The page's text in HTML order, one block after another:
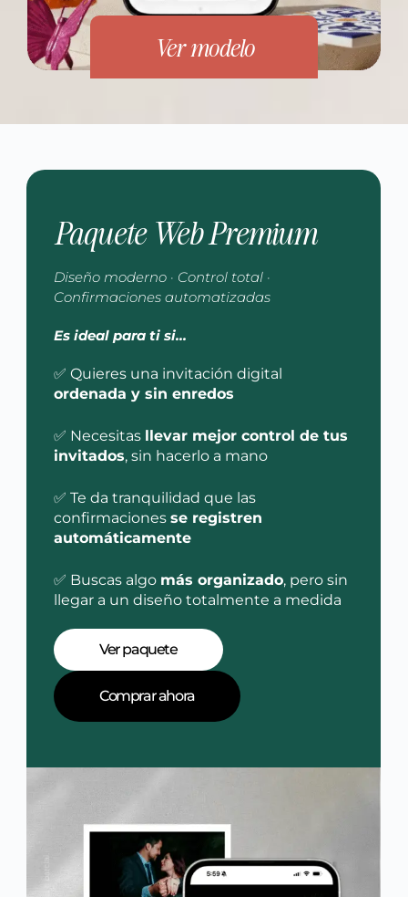
Ver modelo
Paquete Web Premium
Diseño moderno · Control total ·
Confirmaciones automatizadas
Es ideal para ti si…
✅ Quieres una invitación digital
ordenada y sin enredos
✅ Necesitas llevar mejor control de tus
invitados, sin hacerlo a mano
✅ Te da tranquilidad que las
confirmaciones se registren
automáticamente
✅ Buscas algo más organizado, pero sin
llegar a un diseño totalmente a medida
Ver paquete
Comprar ahora